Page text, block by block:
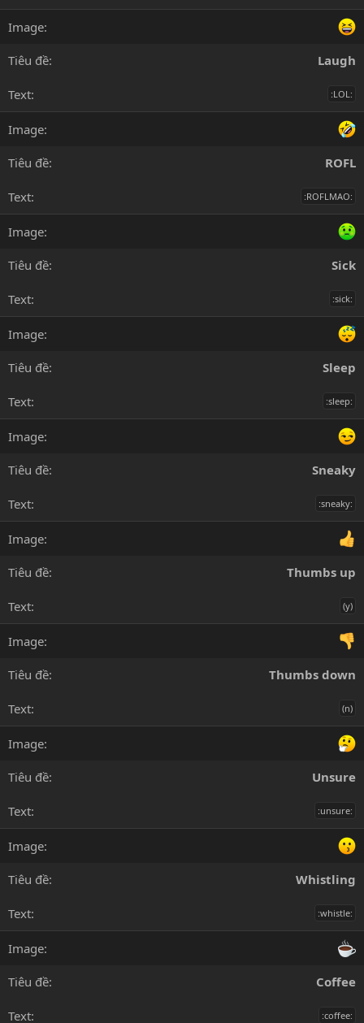
Laugh
:LOL:
ROFL
:ROFLMAO:
Sick
:sick:
Sleep
:sleep:
Sneaky
:sneaky:
Thumbs up
(y)
Thumbs down
(n)
Unsure
:unsure:
Whistling
:whistle:
Coffee
:coffee: